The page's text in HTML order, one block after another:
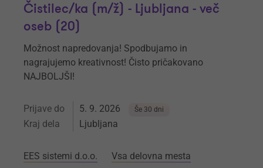
Čistilec/ka (m/ž) - Ljubljana - več
oseb (20)
Možnost napredovanja! Spodbujamo in
nagrajujemo kreativnost! Čisto pričakovano
NAJBOLJŠI!
Prijave do 5. 9. 2026 Še 30 dni
Kraj dela Ljubljana
EES sistemi d.o.o. Vsa delovna mesta